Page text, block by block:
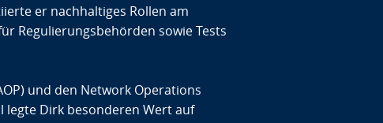
er nachhaltiges Rollen am
Regulierungsbehörden sowie Tests
und den Network Operations
legte Dirk besonderen Wert auf